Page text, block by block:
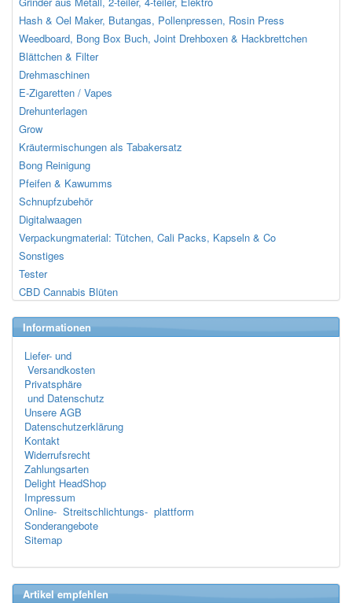
Hash & Oel Maker, Butangas, Pollenpressen, Rosin Press
Weedboard, Bong Box Buch, Joint Drehboxen & Hackbrettchen
Blättchen & Filter
Drehmaschinen
E-Zigaretten / Vapes
Drehunterlagen
Grow
Kräutermischungen als Tabakersatz
Bong Reinigung
Pfeifen & Kawumms
Schnupfzubehör
Digitalwaagen
Verpackungmaterial: Tütchen, Cali Packs, Kapseln & Co
Sonstiges
Tester
CBD Cannabis Blüten
Informationen
Liefer- und
Versandkosten
Privatsphäre
und Datenschutz
Unsere AGB
Datenschutzerklärung
Kontakt
Widerrufsrecht
Zahlungsarten
Delight HeadShop
Impressum
Online- Streitschlichtungs- plattform
Sonderangebote
Sitemap
Artikel empfehlen